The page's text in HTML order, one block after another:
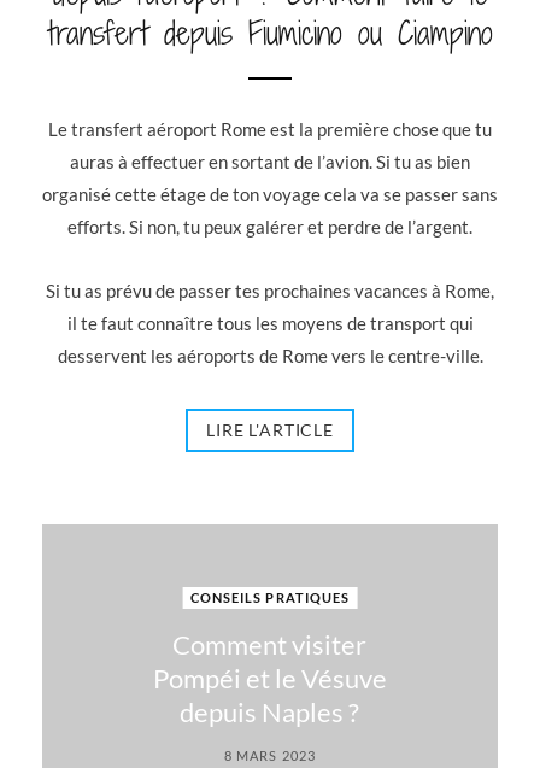
transfert depuis Fiumicino ou Ciampino
Le transfert aéroport Rome est la première chose que tu
auras à effectuer en sortant de l’avion. Si tu as bien
organisé cette étage de ton voyage cela va se passer sans
efforts. Si non, tu peux galérer et perdre de l’argent.
Si tu as prévu de passer tes prochaines vacances à Rome,
il te faut connaître tous les moyens de transport qui
desservent les aéroports de Rome vers le centre-ville.
LIRE L'ARTICLE
CONSEILS PRATIQUES
Comment visiter
Pompéi et le Vésuve
depuis Naples ?
8 MARS 2023